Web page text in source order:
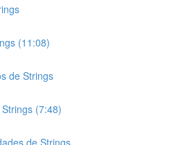
(11:08)
de Strings
(7:48)
de Strings